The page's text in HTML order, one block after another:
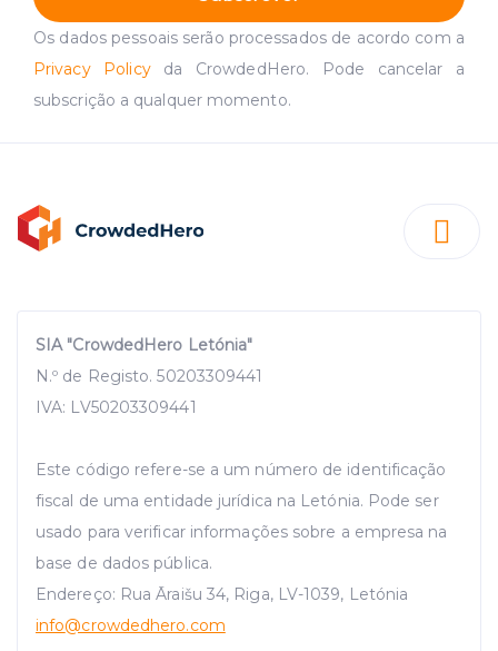
Os dados pessoais serão processados de acordo com a
Privacy Policyda CrowdedHero. Pode cancelar a
subscrição a qualquer momento.
SIA "CrowdedHero Letónia"
N.º de Registo. 50203309441
IVA: LV50203309441
Este código refere-se a um número de identificação
fiscal de uma entidade jurídica na Letónia. Pode ser
usado para verificar informações sobre a empresa na
base de dados pública.
Endereço: Rua Āraišu 34, Riga, LV-1039, Letónia
info@crowdedhero.com